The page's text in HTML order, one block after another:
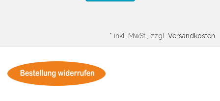
* inkl. MwSt., zzgl. Versandkosten